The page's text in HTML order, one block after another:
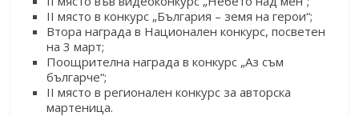
II място в конкурс „България – земя на герои“;
Втора награда в Национален конкурс, посветен
на 3 март;
Поощрителна награда в конкурс „Аз съм
българче“;
II място в регионален конкурс за авторска
мартеница.